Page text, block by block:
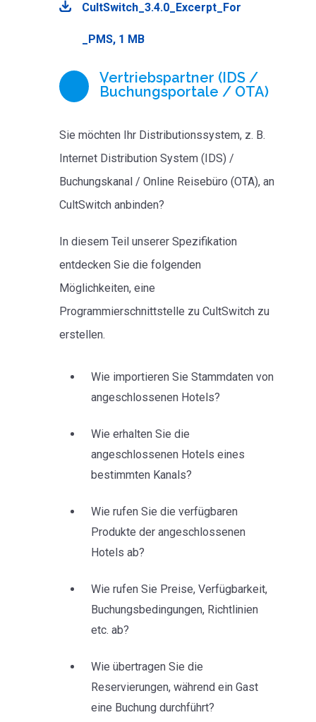
CultSwitch_3.4.0_Excerpt_For
_PMS, 1 MB
Vertriebspartner (IDS /
Buchungsportale / OTA)
Sie möchten Ihr Distributionssystem, z. B.
Internet Distribution System (IDS) /
Buchungskanal / Online Reisebüro (OTA), an
CultSwitch anbinden?
In diesem Teil unserer Spezifikation
entdecken Sie die folgenden
Möglichkeiten, eine
Programmierschnittstelle zu CultSwitch zu
erstellen.
Wie importieren Sie Stammdaten von
angeschlossenen Hotels?
Wie erhalten Sie die
angeschlossenen Hotels eines
bestimmten Kanals?
Wie rufen Sie die verfügbaren
Produkte der angeschlossenen
Hotels ab?
Wie rufen Sie Preise, Verfügbarkeit,
Buchungsbedingungen, Richtlinien
etc. ab?
Wie übertragen Sie die
Reservierungen, während ein Gast
eine Buchung durchführt?